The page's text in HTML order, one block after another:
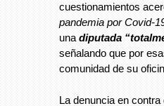
cuestionamientos
pandemia por Covid-
una diputada
señalando que por
comunidad de su
La denuncia en